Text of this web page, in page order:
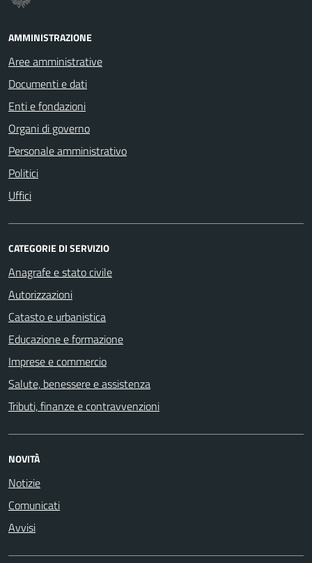
AMMINISTRAZIONE
Aree amministrative
Documenti e dati
Enti e fondazioni
Organi di governo
Personale amministrativo
Politici
Uffici
CATEGORIE DI SERVIZIO
Anagrafe e stato civile
Autorizzazioni
Catasto e urbanistica
Educazione e formazione
Imprese e commercio
Salute, benessere e assistenza
Tributi, finanze e contravvenzioni
NOVITÀ
Notizie
Comunicati
Avvisi